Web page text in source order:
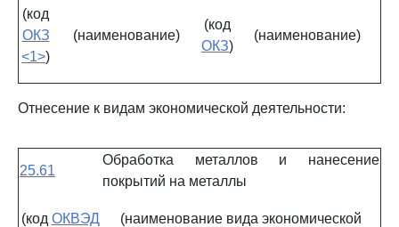
(код
ОКЗ
<1>)
(наименование)
(код
ОКЗ)
(наименование)
Отнесение к видам экономической деятельности:
25.61
Обработка металлов и нанесение
покрытий на металлы
(код ОКВЭД
(наименование вида экономической